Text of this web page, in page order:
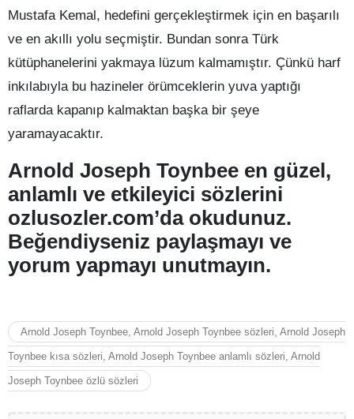
Mustafa Kemal, hedefini gerçekleştirmek için en başarılı
ve en akıllı yolu seçmiştir. Bundan sonra Türk
kütüphanelerini yakmaya lüzum kalmamıştır. Çünkü harf
inkılabıyla bu hazineler örümceklerin yuva yaptığı
raflarda kapanıp kalmaktan başka bir şeye
yaramayacaktır.
Arnold Joseph Toynbee en güzel,
anlamlı ve etkileyici sözlerini
ozlusozler.com’da okudunuz.
Beğendiyseniz paylaşmayı ve
yorum yapmayı unutmayın.
Arnold Joseph Toynbee, Arnold Joseph Toynbee sözleri, Arnold Joseph
Toynbee kısa sözleri, Arnold Joseph Toynbee anlamlı sözleri, Arnold
Joseph Toynbee özlü sözleri